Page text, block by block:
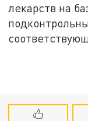
лекарств на